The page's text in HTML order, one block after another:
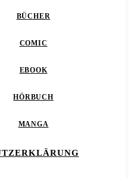
BÜCHER
COMIC
EBOOK
HÖRBUCH
MANGA